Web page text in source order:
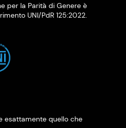
per la Parità di Genere è
UNI/PdR 125:2022.
esattamente quello che